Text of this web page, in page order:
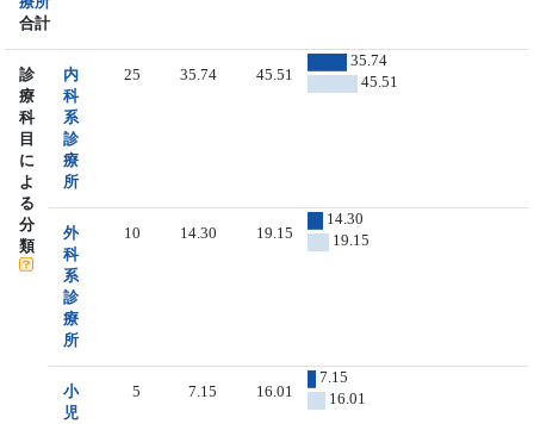
合計
診
療
科
目
に
よ
る
分
類
内
科
系
診
療
所
25 35.74 45.51
35.74
45.51
外
科
系
診
療
所
10 14.30 19.15
14.30
19.15
小
児
5 7.15 16.01
7.15
16.01